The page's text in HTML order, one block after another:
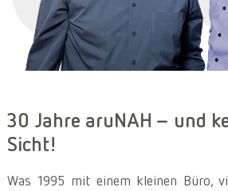
30 Jahre aruNAH – und
Sicht!
Was 1995 mit einem kleinen Büro,